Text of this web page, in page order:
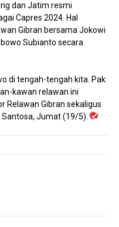
dan Jatim resmi
Capres 2024. Hal
Gibran bersama Jokowi
Subianto secara
di tengah-tengah kita. Pak
kawan relawan ini
Relawan Gibran sekaligus
Jumat (19/5).